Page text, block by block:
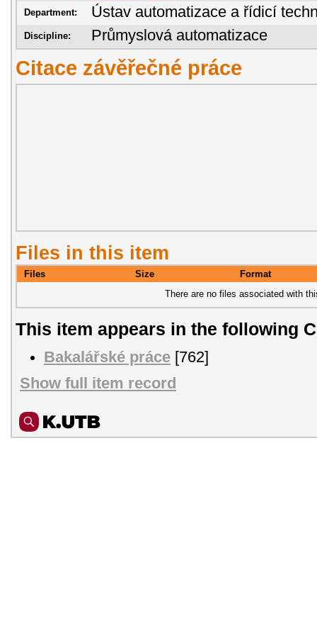
Department: Ústav automatizace a řídicí
Discipline: Průmyslová automatizace
Citace závěřečné práce
Files in this item
Files Size
Format
There are no files associated with
This item appears in the following
Bakalářské práce [762]
Show full item record